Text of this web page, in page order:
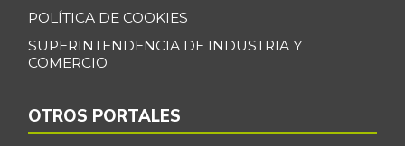
POLÍTICA DE COOKIES
SUPERINTENDENCIA DE INDUSTRIA Y
COMERCIO
OTROS PORTALES